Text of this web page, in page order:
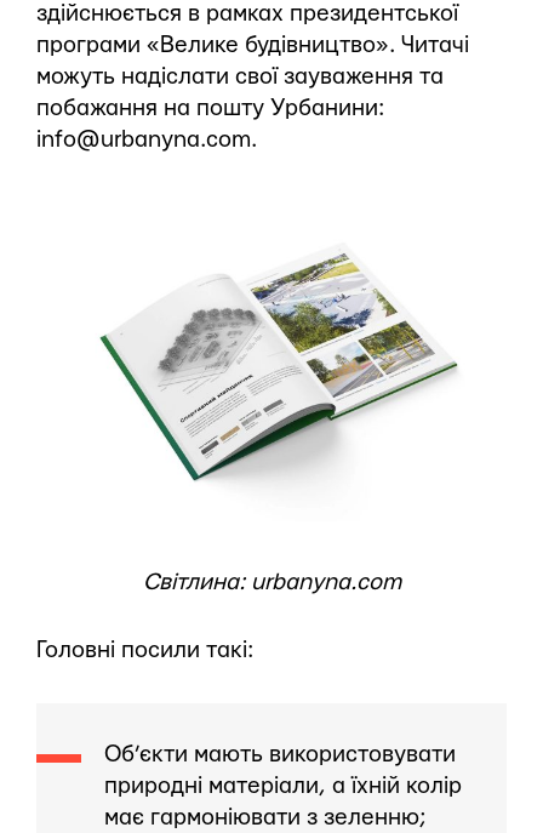
здійснюється в рамках президентської
програми «Велике будівництво». Читачі
можуть надіслати свої зауваження та
побажання на пошту Урбанини:
info@urbanyna.com.
Світлина: urbanyna.com
Головні посили такі:
Об’єкти мають використовувати
природні матеріали, а їхній колір
має гармоніювати з зеленню;